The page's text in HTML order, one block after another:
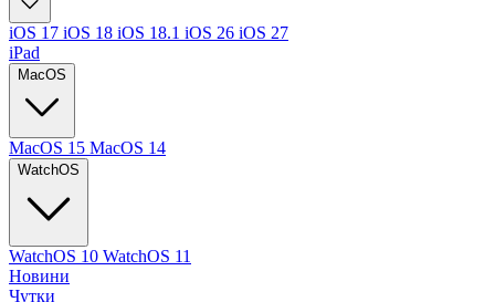
iOS 17 iOS 18 iOS 18.1 iOS 26 iOS 27
iPad
MacOS
MacOS 15 MacOS 14
WatchOS
WatchOS 10 WatchOS 11
Новини
Чутки